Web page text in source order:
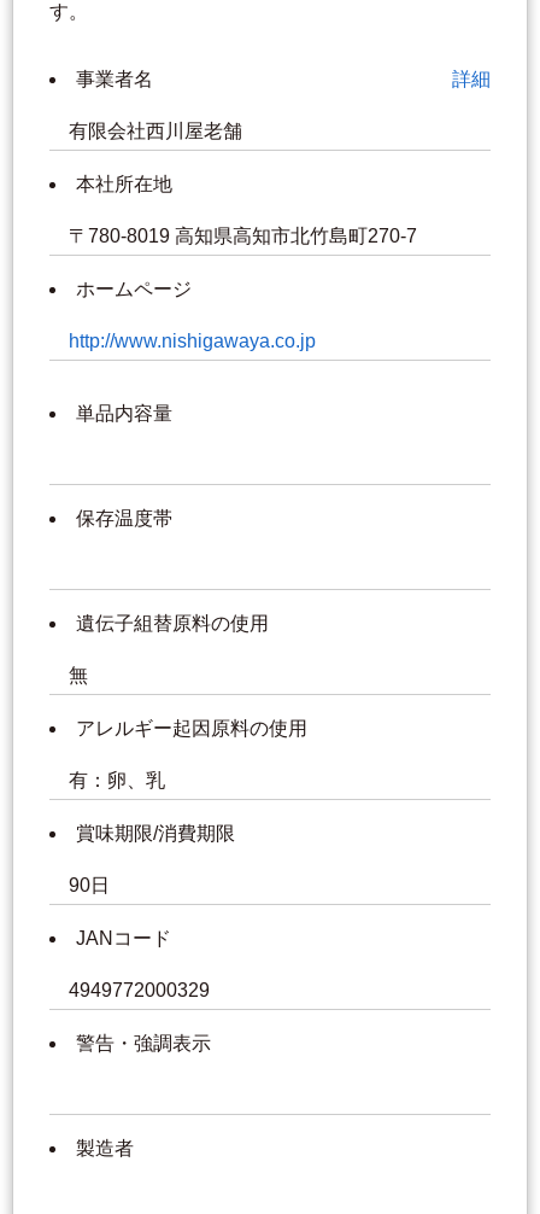
す。
事業者名 詳細
有限会社西川屋老舗
本社所在地
〒780-8019 高知県高知市北竹島町270-7
ホームページ
http://www.nishigawaya.co.jp
単品内容量
保存温度帯
遺伝子組替原料の使用
無
アレルギー起因原料の使用
有：卵、乳
賞味期限/消費期限
90日
JANコード
4949772000329
警告・強調表示
製造者